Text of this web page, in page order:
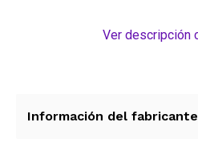
que incorpora una correa
perfecto para
Ver descripción
Información del fabricante